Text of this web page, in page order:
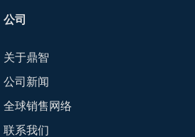
公司
关于鼎智
公司新闻
全球销售网络
联系我们